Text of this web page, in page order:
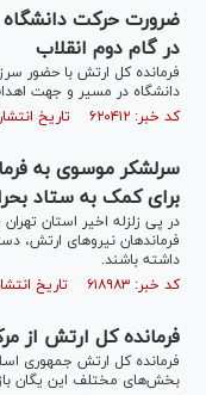
ضرورت حرکت
در گام دوم انقلاب
فرمانده کل ارتش با حضور
دانشگاه در مسیر و جهت
کد خبر: ۶۲۰۴۱۲ تاریخ انتشار : ۱۳۹۹/۰۲/۲۳
سرلشکر موسوی به
برای کمک به ستاد
در پی زلزله اخیر استان
فرماندهان نیروهای ارتش،
داشته باشند.
کد خبر: ۶۱۸۹۸۳ تاریخ انتشار : ۱۳۹۹/۰۲/۱۹
فرمانده کل ارتش از مرکز آموزش ۰۵
بخش‌های مختلف این یگان